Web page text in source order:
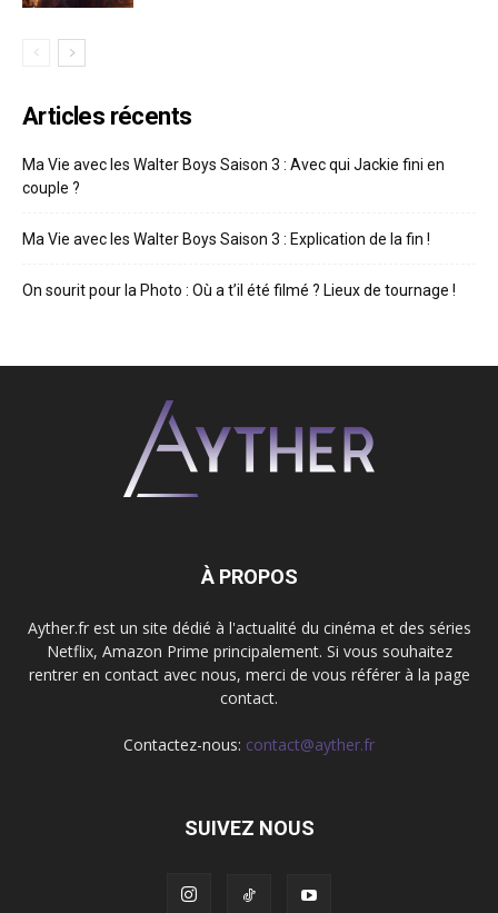
Articles récents
Ma Vie avec les Walter Boys Saison 3 : Avec qui Jackie fini en
couple ?
Ma Vie avec les Walter Boys Saison 3 : Explication de la fin !
On sourit pour la Photo : Où a t’il été filmé ? Lieux de tournage !
À PROPOS
Ayther.fr est un site dédié à l'actualité du cinéma et des séries
Netflix, Amazon Prime principalement. Si vous souhaitez
rentrer en contact avec nous, merci de vous référer à la page
contact.
Contactez-nous: contact@ayther.fr
SUIVEZ NOUS